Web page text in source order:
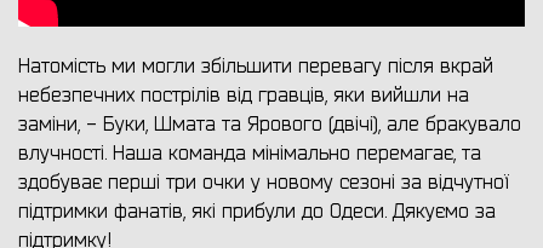
Натомість ми могли збільшити перевагу після вкрай
небезпечних пострілів від гравців, яки вийшли на
заміни, - Буки, Шмата та Ярового (двічі), але бракувало
влучності. Наша команда мінімально перемагає, та
здобуває перші три очки у новому сезоні за відчутної
підтримки фанатів, які прибули до Одеси. Дякуємо за
підтримку!